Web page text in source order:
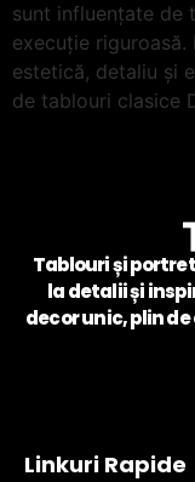
sunt influențate de
execuție
estetică, detaliu și
de tablouri clasice
Tablouri și
la detalii și
decor unic, plin
Linkuri Rapide